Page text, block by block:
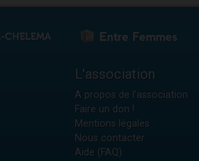
L'association
A propos de l'association
Faire un don !
Mentions légales
Nous contacter
Aide (FAQ)